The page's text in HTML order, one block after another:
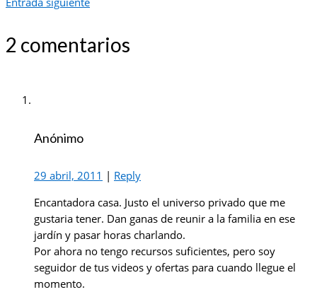
2 comentarios
Anónimo
29 abril, 2011 | Reply
Encantadora casa. Justo el universo privado que me
gustaria tener. Dan ganas de reunir a la familia en ese
jardín y pasar horas charlando.
Por ahora no tengo recursos suficientes, pero soy
seguidor de tus videos y ofertas para cuando llegue el
momento.